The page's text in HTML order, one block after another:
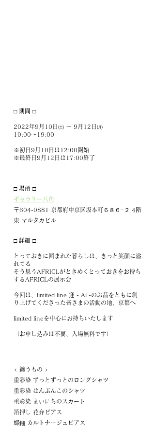
□ 期間 □
2022年9月10日㈯ ～ 9月12日㈪
10:00～19:00
※初日9月10日は12:00開始
※最終日9月12日は17:00終了
□ 場所 □
ギャラリー八角
〒604-0881 京都府中京区坂本町６８６−２ 4階
東 マルタカビル
□ 詳細 □
とっておきに囲まれた暮らしは、きっと笑顔に溢
れてる
そう思うAFRICLがときめくとっておきをお持ち
するAFRICLの展示会
今回は、limited line 逢 - Ai -のお品をともに創
り上げてくださった皆さまの活動の地、京都へ
limited lineを中心にお持ちいたします
（お申し込みは不要、入場無料です）
< 纏うもの >
重彩染 ずっとずっとのロングシャツ
重彩染 はんぶんこのシャツ
重彩染 まいにちのスカート
箔押し 花弁ピアス
螺鈿 カルトナージュピアス